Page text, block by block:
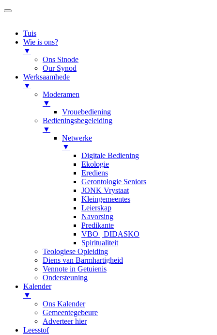
Tuis
Wie is ons?
▼
Ons Sinode
Our Synod
Werksaamhede
▼
Moderamen
▼
Vrouebediening
Bedieningsbegeleiding
▼
Netwerke
▼
Digitale Bediening
Ekologie
Erediens
Gerontologie Seniors
JONK Vrystaat
Kleingemeentes
Leierskap
Navorsing
Predikante
VBO | DIDASKO
Spiritualiteit
Teologiese Opleiding
Diens van Barmhartigheid
Vennote in Getuienis
Ondersteuning
Kalender
▼
Ons Kalender
Gemeentegebeure
Adverteer hier
Leesstof